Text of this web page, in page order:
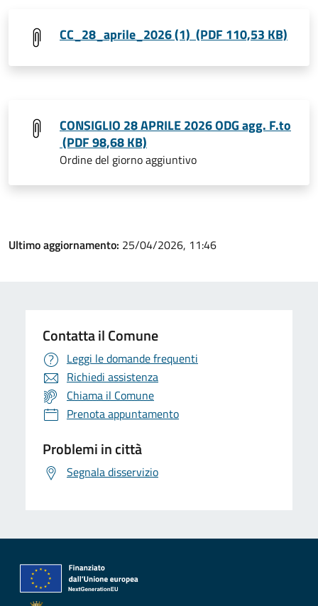
CC_28_aprile_2026 (1) (PDF 110,53 KB)
CONSIGLIO 28 APRILE 2026 ODG agg. F.to
(PDF 98,68 KB)
Ordine del giorno aggiuntivo
Ultimo aggiornamento: 25/04/2026, 11:46
Contatta il Comune
Leggi le domande frequenti
Richiedi assistenza
Chiama il Comune
Prenota appuntamento
Problemi in città
Segnala disservizio